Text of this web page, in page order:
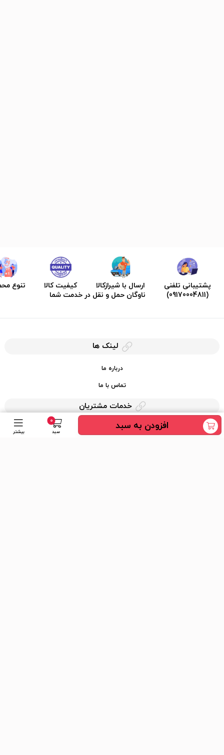
افزودن به سبد 0
سبد بیشتر
پشتیبانی تلفنی
(09170004811)
ارسال با شیرازکالا
ناوگان حمل و نقل در خدمت شما
کیفیت کالا تنوع
لینک ها
درباره ما
تماس با ما
خدمات مشتریان
حریم خصوصی